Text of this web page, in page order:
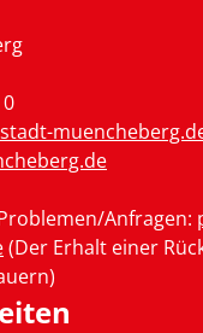
Anfragen:
(Der Erhalt einer